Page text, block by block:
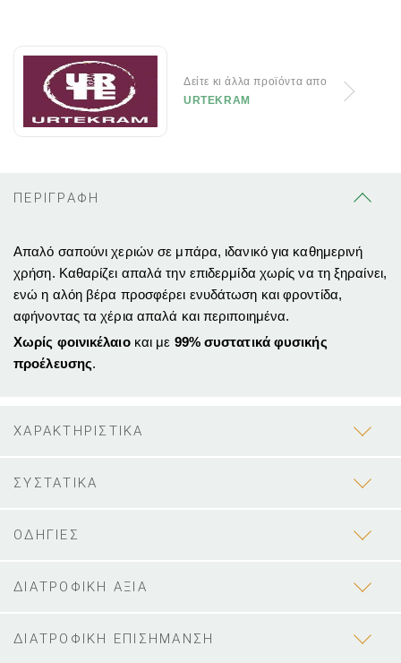
Δείτε κι άλλα προϊόντα απο
URTEKRAM
ΠΕΡΙΓΡΑΦΗ
Απαλό σαπούνι χεριών σε μπάρα, ιδανικό για καθημερινή
χρήση. Καθαρίζει απαλά την επιδερμίδα χωρίς να τη ξηραίνει,
ενώ η αλόη βέρα προσφέρει ενυδάτωση και φροντίδα,
αφήνοντας τα χέρια απαλά και περιποιημένα.
Χωρίς φοινικέλαιοκαι με 99% συστατικά φυσικής
προέλευσης.
ΧΑΡΑΚΤΗΡΙΣΤΙΚΑ
ΣΥΣΤΑΤΙΚΑ
ΟΔΗΓΙΕΣ
ΔΙΑΤΡΟΦΙΚΗ ΑΞΙΑ
ΔΙΑΤΡΟΦΙΚΗ ΕΠΙΣΗΜΑΝΣΗ